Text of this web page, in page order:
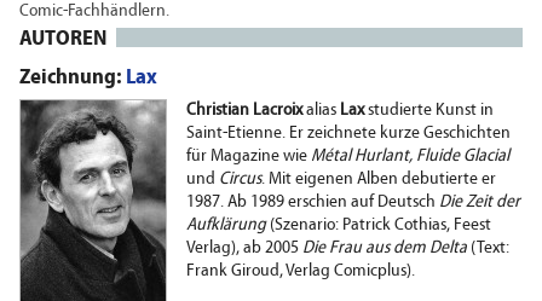
Comic-Fachhändlern.
AUTOREN
Zeichnung: Lax
Christian Lacroixalias Laxstudierte Kunst in
Saint-Etienne. Er zeichnete kurze Geschichten
für Magazine wie Métal Hurlant, Fluide Glacial
und Circus. Mit eigenen Alben debutierte er
1987. Ab 1989 erschien auf Deutsch Die Zeit der
Aufklärung(Szenario: Patrick Cothias, Feest
Verlag), ab 2005 Die Frau aus dem Delta (Text:
Frank Giroud, Verlag Comicplus).